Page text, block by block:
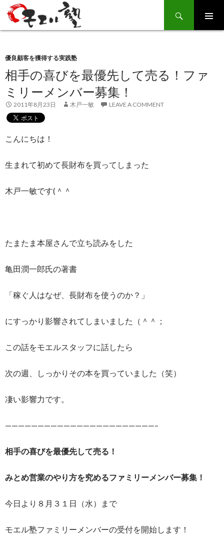
Search
SKIP
TO
優良顧客を獲得する実践塾
相手の喜びを最優先して売る！ファ
ミリーメンバー募集！
2011年8月23日 木戸一敏 LEAVE A COMMENT
こんにちは！
生まれて初めて長財布を買ってしまった
木戸一敏です(＾＾
たまたま本屋さんで立ち読みをした
亀田潤一郎氏の著書
「稼ぐ人はなぜ、長財布を使うのか？」
にすっかり影響されてしまいました（＾＾；
この話をモエルスタッフに話したら
次の週、しっかりその本を買っていました（笑）
凄い影響力です。
———————————————————————–
相手の喜びを最優先して売る！
みとめ営業のやり方を究めるファミリーメンバー募集！
今日より８月３１日（水）まで
モエル塾ファミリーメンバーの受付を開始します！